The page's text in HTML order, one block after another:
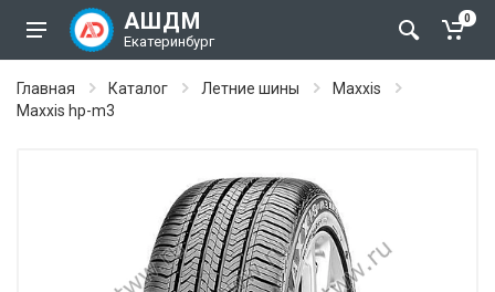
АШДМ
Екатеринбург
0
Главная Каталог Летние шины
Maxxis
Maxxis hp-m3